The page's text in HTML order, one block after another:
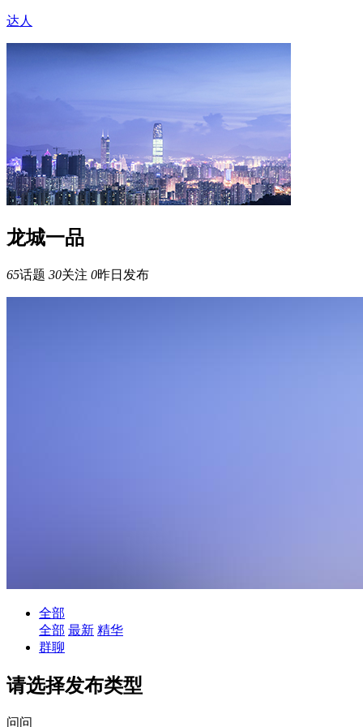
达人
龙城一品
65话题 30关注 0昨日发布
全部
全部 最新 精华
群聊
请选择发布类型
问问